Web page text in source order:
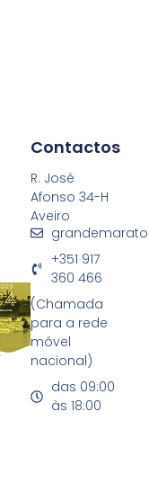
Contactos
R. José
Afonso 34-H
Aveiro
+351 917
360 466
(Chamada
para a rede
móvel
nacional)
das 09:00
às 18:00